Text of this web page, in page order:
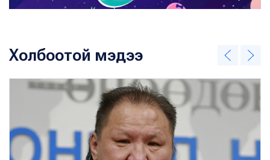
Холбоотой мэдээ